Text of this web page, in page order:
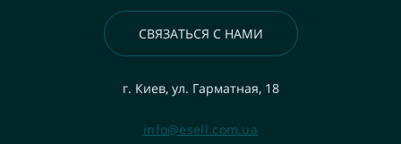
СВЯЗАТЬСЯ С НАМИ
г. Киев, ул. Гарматная, 18
info@esell.com.ua